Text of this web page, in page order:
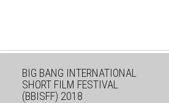
BIG BANG INTERNATIONAL
SHORT FILM FESTIVAL
(BBISFF) 2018